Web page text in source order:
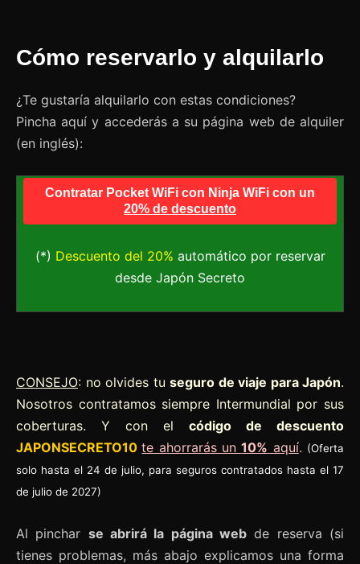
Cómo reservarlo y alquilarlo
¿Te gustaría alquilarlo con estas condiciones?
Pincha aquí y accederás a su página web de alquiler
(en inglés):
Contratar Pocket WiFi con Ninja WiFi con un
20% de descuento
(*) Descuento del 20% automático por reservar
desde Japón Secreto
CONSEJO: no olvides tu seguro de viaje para Japón.
Nosotros contratamos siempre Intermundial por sus
coberturas. Y con el código de descuento
JAPONSECRETO10 te ahorrarás un10% aquí. (Oferta
solo hasta el 24 de julio, para seguros contratados hasta el 17
de julio de 2027)
Al pinchar se abrirá la página web de reserva (si
tienes problemas, más abajo explicamos una forma